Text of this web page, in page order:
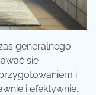
generalnego
się
i
i efektywnie.